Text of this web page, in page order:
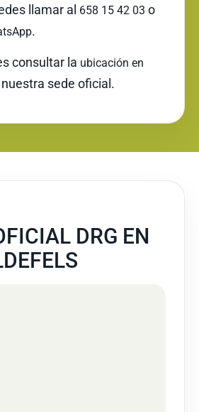
llamar al 658 15 42 03 o
.
consultar la ubicación en
sede oficial.
DRG EN